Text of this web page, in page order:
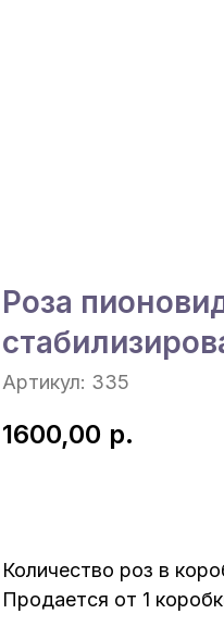
Роза
Артикул: 335
1600,00 р.
Количество роз в
Продается от 1